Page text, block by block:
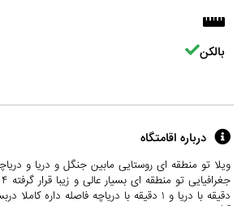
بالکن
درباره اقامتگاه
ویلا تو منطقه ای روستایی مابین جنگل و دریا و
دقيقه با دریا و ۱ دقیقه با دریاچه فاصله داره